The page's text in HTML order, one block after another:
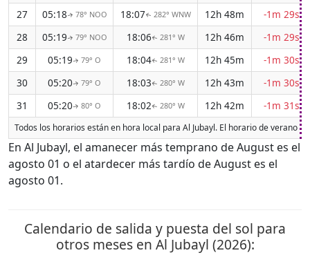
27
05:18↑ 78° NOO 18:07↑ 282° WNW 12h 48m
-1m 29s
28
05:19↑ 79° NOO 18:06↑ 281° W 12h 46m
-1m 29s
29
05:19↑ 79° O 18:04↑ 281° W 12h 45m
-1m 30s
30
05:20↑ 79° O 18:03↑ 280° W 12h 43m
-1m 30s
31
05:20↑ 80° O 18:02↑ 280° W 12h 42m -1m 31s
Todos los horarios están en hora local para Al Jubayl. El horario de verano
En Al Jubayl, el amanecer más temprano de August es el
agosto 01 o el atardecer más tardío de August es el
agosto 01.
Calendario de salida y puesta del sol para
otros meses en Al Jubayl (2026):